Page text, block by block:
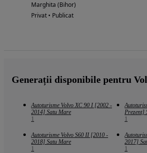
Marghita (Bihor)
Privat • Publicat
Generații disponibile pentru
Autoturisme Volvo XC 90 I [2002 -
2014] Satu Mare
1
Prezent]
1
Autoturisme Volvo S60 II [2010 -
2018] Satu Mare
1
2017]
1